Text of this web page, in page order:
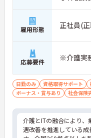
【専門資格を活かした
形成が期待できます】
・介護福祉士資格手当が
・サービス提供責任者
も目指せます
【IT化と手厚いフォロ
スを軽減できます】
・記録票の提出やシフ
ンで行えるため、手書
動の手間が省けケア業
・定期的な面談を通じ
あり、訪問介護でありな
雇用形態 正社員(
応募要件 ※介護実
日勤のみ 資格取得サポート
ボーナス・賞与あり
社会保険
介護とITの融合により
遇改善を推進している